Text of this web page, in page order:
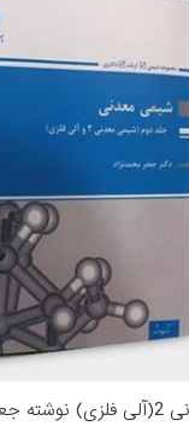
کتاب شیمی معدنی 2(آلی فلزی)